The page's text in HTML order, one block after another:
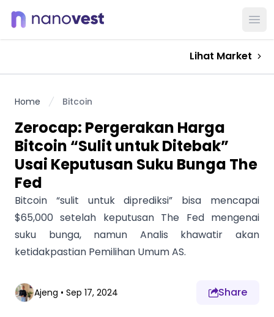
Lihat Market
Home Bitcoin
Zerocap: Pergerakan Harga
Bitcoin “Sulit untuk Ditebak”
Usai Keputusan Suku Bunga The
Fed
Bitcoin “sulit untuk diprediksi” bisa mencapai
$65,000 setelah keputusan The Fed mengenai
suku bunga, namun Analis khawatir akan
ketidakpastian Pemilihan Umum AS.
Ajeng • Sep 17, 2024 Share